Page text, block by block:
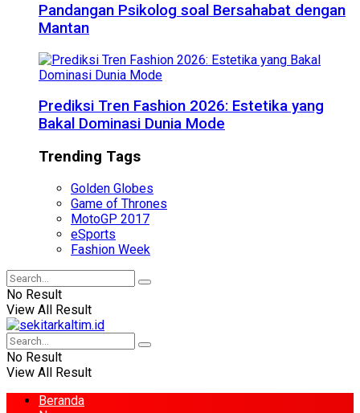
Pandangan Psikolog soal Bersahabat dengan
Mantan
Prediksi Tren Fashion 2026: Estetika yang
Bakal Dominasi Dunia Mode
Trending Tags
Golden Globes
Game of Thrones
MotoGP 2017
eSports
Fashion Week
No Result
View All Result
No Result
View All Result
Beranda